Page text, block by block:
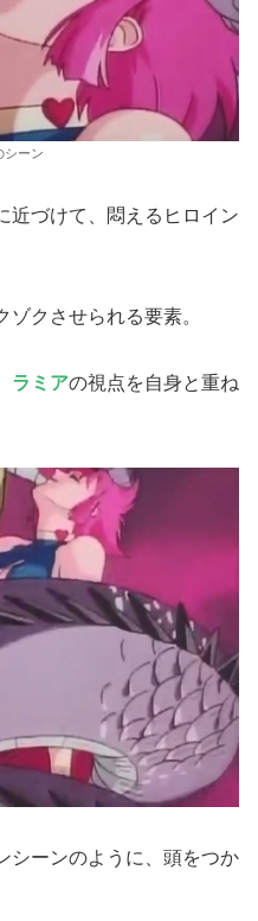
シーン
近づけて、悶えるヒロイン
ゾクさせられる要素。
ラミアの視点を自身と重ね
シーンのように、頭をつか